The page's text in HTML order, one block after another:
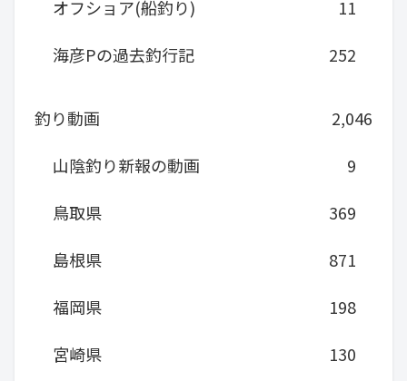
オフショア(船釣り)
11
海彦Pの過去釣行記
252
釣り動画
2,046
山陰釣り新報の動画
9
鳥取県
369
島根県
871
福岡県
198
宮崎県
130